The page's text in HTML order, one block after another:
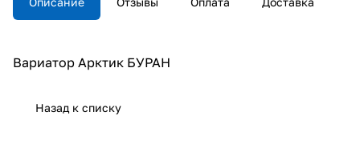
Вариатор Арктик БУРАН
Назад к списку